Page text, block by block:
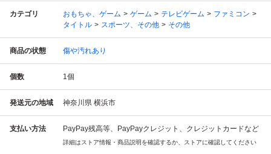
カテゴリ おもちゃ、ゲーム ゲーム テレビゲーム
ファミコン
タイトル
スポーツ、その他 その他
商品の状態 傷や汚れあり
個数 1個
発送元の地域 神奈川県 横浜市
支払い方法 PayPay残高等、PayPayクレジット、クレジットカードなど
詳細はストア情報・商品説明を確認するか、ストアに確認してください